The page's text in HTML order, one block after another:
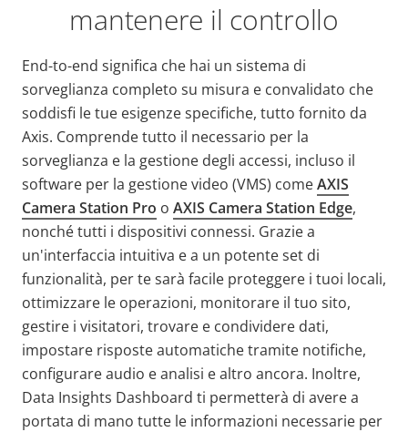
mantenere il controllo
End-to-end significa che hai un sistema di
sorveglianza completo su misura e convalidato che
soddisfi le tue esigenze specifiche, tutto fornito da
Axis. Comprende tutto il necessario per la
sorveglianza e la gestione degli accessi, incluso il
software per la gestione video (VMS) comeAXIS
Camera Station Pro o AXIS Camera Station Edge,
nonché tutti i dispositivi connessi. Grazie a
un'interfaccia intuitiva e a un potente set di
funzionalità, per te sarà facile proteggere i tuoi locali,
ottimizzare le operazioni, monitorare il tuo sito,
gestire i visitatori, trovare e condividere dati,
impostare risposte automatiche tramite notifiche,
configurare audio e analisi e altro ancora. Inoltre,
Data Insights Dashboard ti permetterà di avere a
portata di mano tutte le informazioni necessarie per